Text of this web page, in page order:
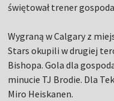
świętował trener
Wygraną w Calgary z
Stars okupili w drugiej
Bishopa. Gola dla
minucie TJ Brodie. Dla
Miro Heiskanen.